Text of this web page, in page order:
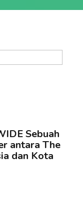
Sebuah
antara The
dan Kota